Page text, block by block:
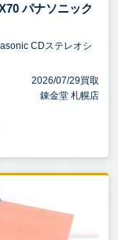
パナソニック
CDステレオシ
2026/07/29買取
錬金堂 札幌店